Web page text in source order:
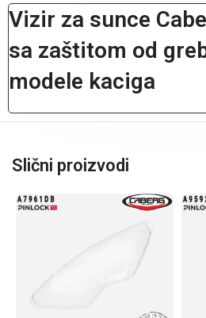
Vizir za sunce
sa zaštitom od
modele kaciga
Slični proizvodi